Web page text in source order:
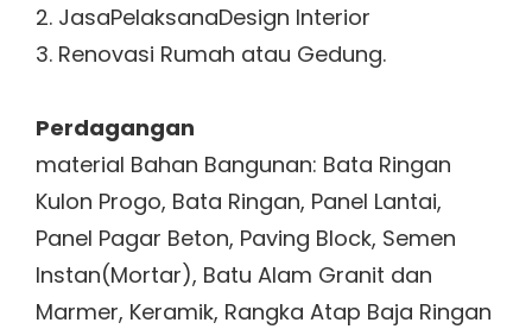
2. JasaPelaksanaDesign Interior
3. Renovasi Rumah atau Gedung.
Perdagangan
material Bahan Bangunan: Bata Ringan
Kulon Progo, Bata Ringan, Panel Lantai,
Panel Pagar Beton, Paving Block, Semen
Instan(Mortar), Batu Alam Granit dan
Marmer, Keramik, Rangka Atap Baja Ringan